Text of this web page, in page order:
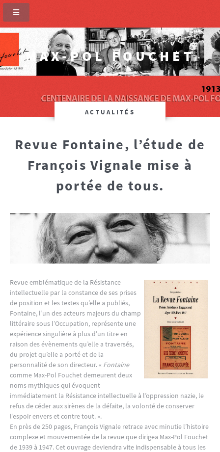
MAX-POL FOUCHET
SITE OFFICIEL
ACTUALITÉS
Revue Fontaine, l’étude de
François Vignale mise à
portée de tous.
Revue emblématique de la Résistance
intellectuelle par la constance de ses prises
de position et les textes qu’elle a publiés,
Fontaine, l’un des acteurs majeurs du champ
littéraire sous l’Occupation, représente une
expérience singulière à plus d’un titre en
raison des évènements qu’elle a traversés,
du projet qu’elle a porté et de la
personnalité de son directeur. « Fontaine
comme Max-Pol Fouchet demeurent deux
noms mythiques qui évoquent
immédiatement la Résistance intellectuelle à l’oppression nazie, le
refus de céder aux sirènes de la défaite, la volonté de conserver
l’espoir envers et contre tout. ».
En près de 250 pages, François Vignale retrace avec minutie l’histoire
complexe et mouvementée de la revue que dirigea Max-Pol Fouchet
de 1939 à 1947. Cet ouvrage deviendra vite indispensable à tous les